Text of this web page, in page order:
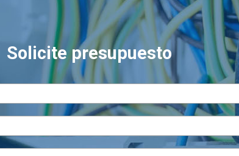
Solicite presupuesto